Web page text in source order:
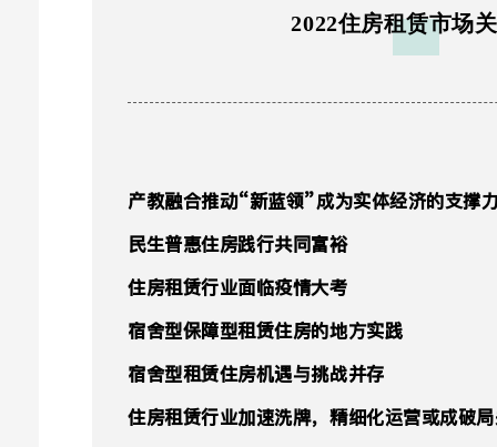
2022住房租赁市场
产教融合推动“新蓝领”成为实体经济的支撑
民生普惠住房践行共同富裕
住房租赁行业面临疫情大考
宿舍型保障型租赁住房的地方实践
宿舍型租赁住房机遇与挑战并存
住房租赁行业加速洗牌，精细化运营或成破